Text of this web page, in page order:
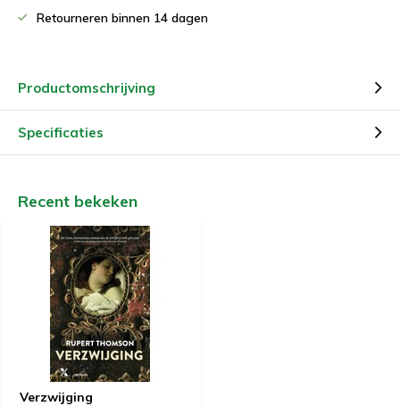
Retourneren binnen 14 dagen
Productomschrijving
Specificaties
Recent bekeken
Verzwijging